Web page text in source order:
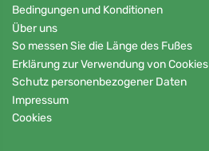
Bedingungen und Konditionen
Über uns
So messen Sie die Länge des Fußes
Erklärung zur Verwendung von Cookies
Schutz personenbezogener Daten
Impressum
Cookies